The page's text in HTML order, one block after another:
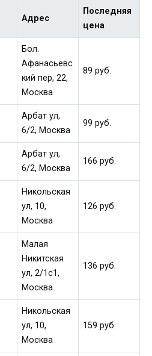
Адрес
Последняя
цена
Бол.
Афанасьевс
кий пер, 22,
Москва
89 руб.
Арбат ул,
6/2, Москва
99 руб.
Арбат ул,
6/2, Москва
166 руб.
Никольская
ул, 10,
Москва
126 руб.
Малая
Никитская
ул, 2/1с1,
Москва
136 руб.
Никольская
ул, 10,
Москва
159 руб.